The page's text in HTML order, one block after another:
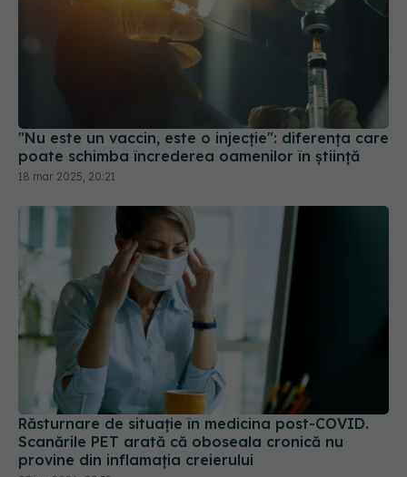
"Nu este un vaccin, este o injecție": diferența care
poate schimba încrederea oamenilor în știință
18 mar 2025, 20:21
Răsturnare de situație în medicina post-COVID.
Scanările PET arată că oboseala cronică nu
provine din inflamația creierului